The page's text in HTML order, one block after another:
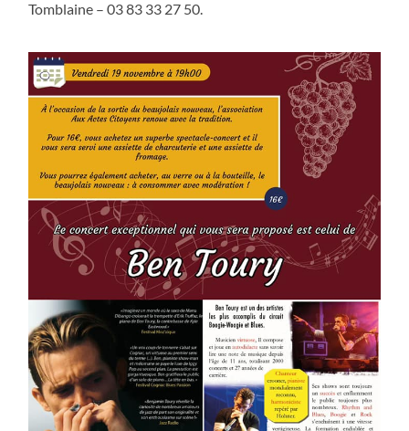
Tomblaine – 03 83 33 27 50.